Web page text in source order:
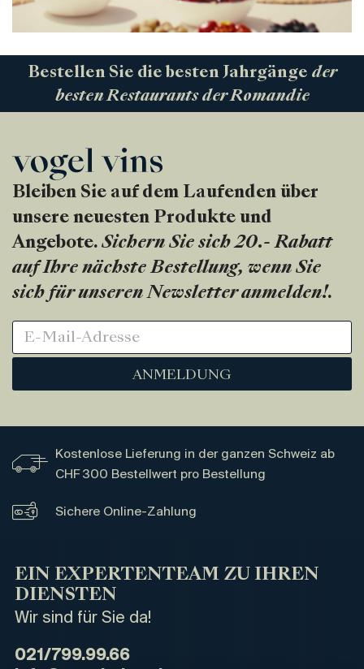
Bestellen Sie die besten Jahrgänge der
besten Restaurants der Romandie
Bleiben Sie auf dem Laufenden über
unsere neuesten Produkte und
Angebote. Sichern Sie sich 20.- Rabatt
auf Ihre nächste Bestellung, wenn Sie
sich für unseren Newsletter anmelden!.
ANMELDUNG
Kostenlose Lieferung in der ganzen Schweiz ab
CHF 300 Bestellwert pro Bestellung
Sichere Online-Zahlung
EIN EXPERTENTEAM ZU IHREN
DIENSTEN
Wir sind für Sie da!
021/799.99.66